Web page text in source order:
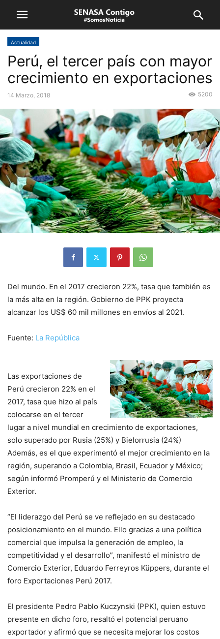
Actualidad
Perú, el tercer país con mayor
crecimiento en exportaciones
14 Marzo, 2018 5200
Del mundo. En el 2017 crecieron 22%, tasa que también es
la más alta en la región. Gobierno de PPK proyecta
alcanzar los US$ 60 mil millones en envíos al 2021.
Fuente: La República
Las exportaciones de
Perú crecieron 22% en el
2017, tasa que hizo al país
colocarse en el tercer
lugar a nivel mundial en crecimiento de exportaciones,
solo superado por Rusia (25%) y Bielorrusia (24%)
Además, es el que experimentó el mejor crecimiento en la
región, superando a Colombia, Brasil, Ecuador y México;
según informó Promperú y el Ministerio de Comercio
Exterior.
“El liderazgo del Perú se ve reflejado en su destacado
posicionamiento en el mundo. Ello gracias a una política
comercial que impulsa la generación de empleo, la
competitividad y el desarrollo”, manifestó el ministro de
Comercio Exterior, Eduardo Ferreyros Küppers, durante el
foro Exportaciones Perú 2017.
El presidente Pedro Pablo Kuczynski (PPK), quien estuvo
presente en dicho foro, resaltó el potencial peruano
exportador y afirmó que se necesita mejorar los costos